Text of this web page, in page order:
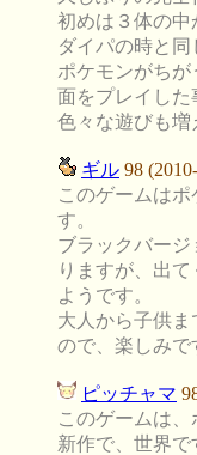
初めは３体の中
ダイパの時と
ポケモンがち
面をプレイした
色々な遊びも増
ギル 98
このゲームは
す。
ブラックバー
りますが、出
ようです。
大人から子供
ので、楽しみで
ピッチャマ
このゲームは
新作で、世界で